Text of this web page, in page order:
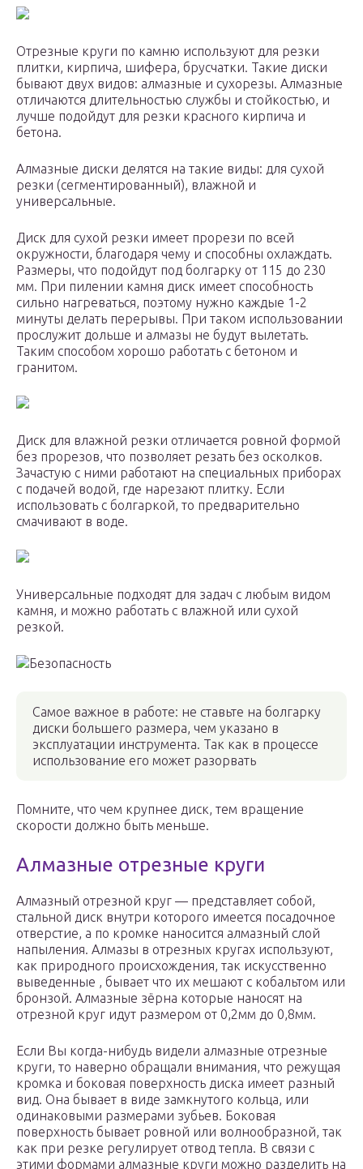
Отрезные круги по камню используют для резки
плитки, кирпича, шифера, брусчатки. Такие диски
бывают двух видов: алмазные и сухорезы. Алмазные
отличаются длительностью службы и стойкостью, и
лучше подойдут для резки красного кирпича и
бетона.
Алмазные диски делятся на такие виды: для сухой
резки (сегментированный), влажной и
универсальные.
Диск для сухой резки имеет прорези по всей
окружности, благодаря чему и способны охлаждать.
Размеры, что подойдут под болгарку от 115 до 230
мм. При пилении камня диск имеет способность
сильно нагреваться, поэтому нужно каждые 1-2
минуты делать перерывы. При таком использовании
прослужит дольше и алмазы не будут вылетать.
Таким способом хорошо работать с бетоном и
гранитом.
Диск для влажной резки отличается ровной формой
без прорезов, что позволяет резать без осколков.
Зачастую с ними работают на специальных приборах
с подачей водой, где нарезают плитку. Если
использовать с болгаркой, то предварительно
смачивают в воде.
Универсальные подходят для задач с любым видом
камня, и можно работать с влажной или сухой
резкой.
Безопасность
Самое важное в работе: не ставьте на болгарку
диски большего размера, чем указано в
эксплуатации инструмента. Так как в процессе
использование его может разорвать
Помните, что чем крупнее диск, тем вращение
скорости должно быть меньше.
Алмазные отрезные круги
Алмазный отрезной круг — представляет собой,
стальной диск внутри которого имеется посадочное
отверстие, а по кромке наносится алмазный слой
напыления. Алмазы в отрезных кругах используют,
как природного происхождения, так искусственно
выведенные , бывает что их мешают с кобальтом или
бронзой. Алмазные зёрна которые наносят на
отрезной круг идут размером от 0,2мм до 0,8мм.
Если Вы когда-нибудь видели алмазные отрезные
круги, то наверно обращали внимания, что режущая
кромка и боковая поверхность диска имеет разный
вид. Она бывает в виде замкнутого кольца, или
одинаковыми размерами зубьев. Боковая
поверхность бывает ровной или волнообразной, так
как при резке регулирует отвод тепла. В связи с
этими формами алмазные круги можно разделить на